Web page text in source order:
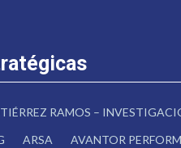
RAMOS –
ARSA AVANTOR